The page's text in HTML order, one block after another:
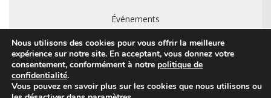
Événements
© Copyright 2026 LUDOV (Laboratoire universitaire de
Nous utilisons des cookies pour vous offrir la meilleure
expérience sur notre site. En acceptant, vous donnez votre
consentement, conformément à notre politique de
confidentialité.
Vous pouvez en savoir plus sur les cookies que nous utilisons ou